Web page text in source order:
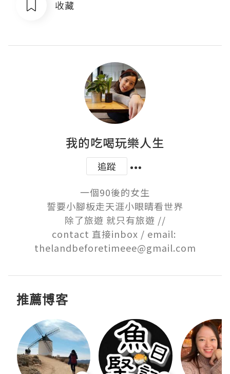
收藏
我的吃喝玩樂人生
追蹤
一個90後的女生
誓要小腳板走天涯小眼晴看世界
除了旅遊 就只有旅遊 //
contact 直接inbox / email:
thelandbeforetimeee@gmail.com
推薦博客